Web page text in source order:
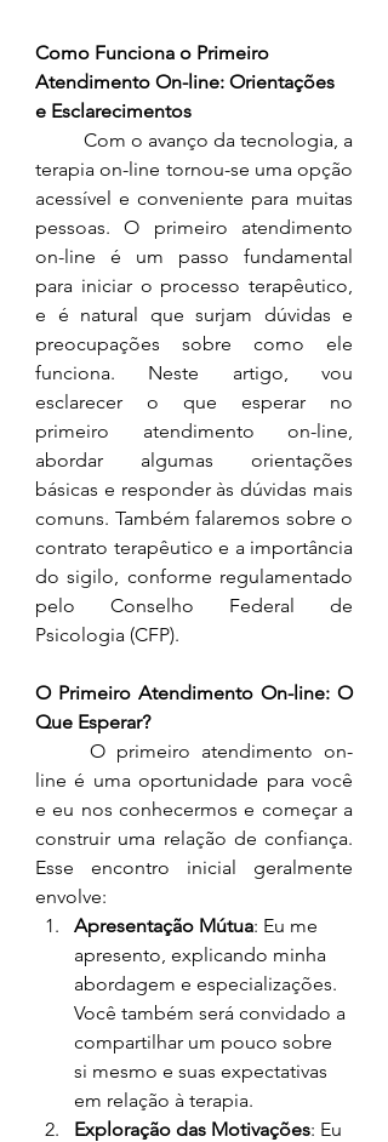
Como Funciona o Primeiro
Atendimento On-line: Orientações
e Esclarecimentos
terapia on-line tornou-se uma opção
acessível e conveniente para muitas
pessoas. O primeiro atendimento
on-line é um passo fundamental
para iniciar o processo terapêutico,
e é natural que surjam dúvidas e
preocupações sobre como ele
funciona. Neste artigo, vou
esclarecer o que esperar no
primeiro atendimento on-line,
abordar algumas orientações
básicas e responder às dúvidas mais
comuns. Também falaremos sobre o
contrato terapêutico e a importância
do sigilo, conforme regulamentado
pelo Conselho Federal de
Psicologia (CFP).
O Primeiro Atendimento On-line: O
Que Esperar?
line é uma oportunidade para você
e eu nos conhecermos e começar a
construir uma relação de confiança.
Esse encontro inicial geralmente
envolve:
Apresentação Mútua: Eu me
apresento, explicando minha
abordagem e especializações.
Você também será convidado a
compartilhar um pouco sobre
si mesmo e suas expectativas
em relação à terapia.
Exploração das Motivações: Eu